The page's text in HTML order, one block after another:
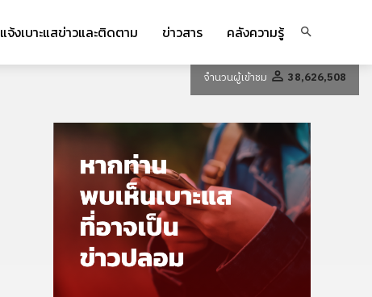
แจ้งเบาะแสข่าวและติดตาม ข่าวสาร คลังความรู้
จำนวนผู้เข้าชม 38,626,508